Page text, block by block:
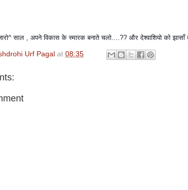
साल , अपने विकास के स्मारक बनाते चलो....?? और देश्वाशियो को
Urf Pagal at 08:35